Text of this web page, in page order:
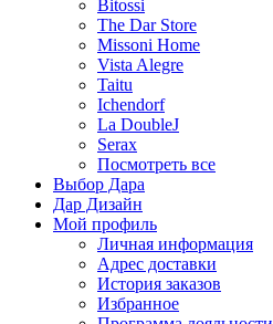
Bitossi
The Dar Store
Missoni Home
Vista Alegre
Taitu
Ichendorf
La DoubleJ
Serax
Посмотреть все
Выбор Дара
Дар Дизайн
Мой профиль
Личная информация
Адрес доставки
История заказов
Избранное